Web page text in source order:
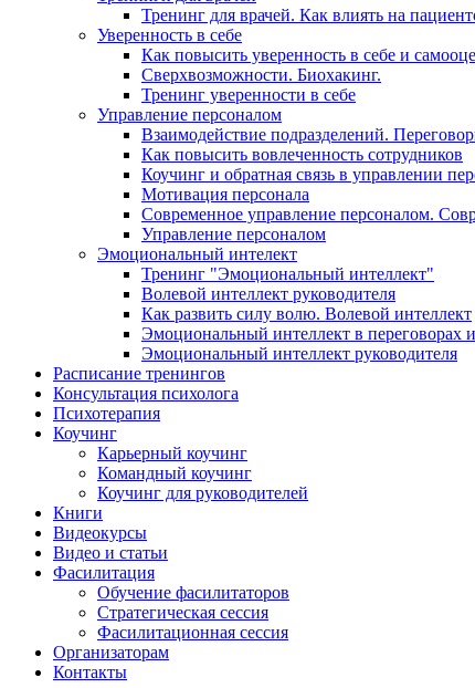
Тренинг для врачей. Как влиять на
Уверенность в себе
Как повысить уверенность в себе и
Сверхвозможности. Биохакинг.
Тренинг уверенности в себе
Управление персоналом
Взаимодействие подразделений.
Как повысить вовлеченность сотрудников
Коучинг и обратная связь в управлении
Мотивация персонала
Современное управление персоналом.
Управление персоналом
Эмоциональный интелект
Тренинг "Эмоциональный интеллект"
Волевой интеллект руководителя
Как развить силу волю. Волевой интеллект
Эмоциональный интеллект в переговорах
Эмоциональный интеллект руководителя
Расписание тренингов
Консультация психолога
Психотерапия
Коучинг
Карьерный коучинг
Командный коучинг
Коучинг для руководителей
Книги
Видеокурсы
Видео и статьи
Фасилитация
Обучение фасилитаторов
Стратегическая сессия
Фасилитационная сессия
Организаторам
Контакты